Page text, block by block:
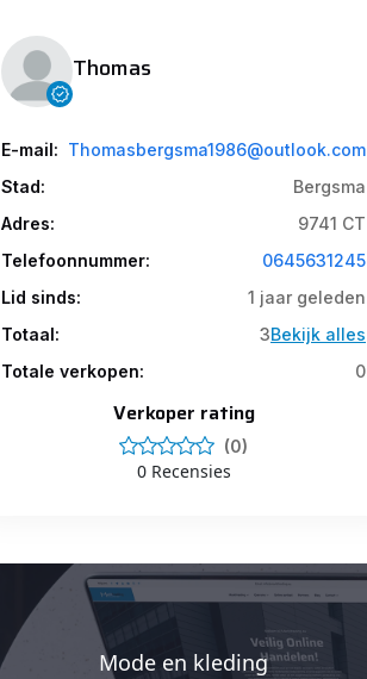
Thomas
E-mail: Thomasbergsma1986@outlook.com
Stad:
Bergsma
Adres:
9741 CT
Telefoonnummer:
0645631245
Lid sinds:
1 jaar geleden
Totaal:
3Bekijk alles
Totale verkopen:
0
Verkoper rating
(0)
0 Recensies
Mode en kleding